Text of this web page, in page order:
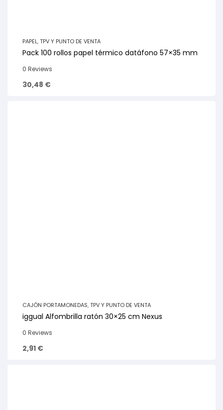
PAPEL,TPV Y PUNTO DE VENTA
Pack 100 rollos papel térmico datáfono 57×35 mm
0 Reviews
30,48 €
CAJÓN PORTAMONEDAS,TPV Y PUNTO DE VENTA
iggual Alfombrilla ratón 30×25 cm Nexus
0 Reviews
2,91 €